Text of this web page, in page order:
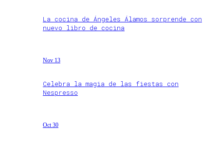
La cocina de Ángeles Álamos sorprende con
nuevo libro de cocina
Nov 13
Celebra la magia de las fiestas con
Nespresso
Oct 30